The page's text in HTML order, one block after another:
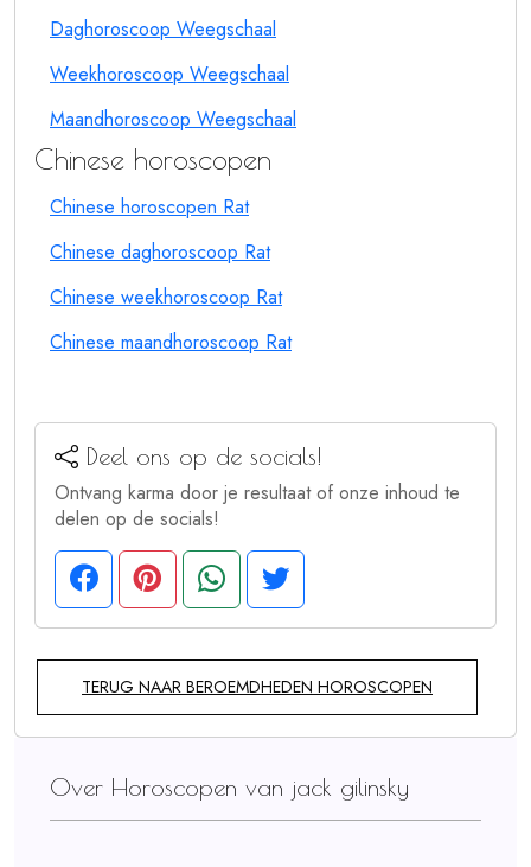
Daghoroscoop Weegschaal
Weekhoroscoop Weegschaal
Maandhoroscoop Weegschaal
Chinese horoscopen
Chinese horoscopen Rat
Chinese daghoroscoop Rat
Chinese weekhoroscoop Rat
Chinese maandhoroscoop Rat
Deel ons op de socials!
Ontvang karma door je resultaat of onze inhoud te
delen op de socials!
TERUG NAAR BEROEMDHEDEN HOROSCOPEN
Over Horoscopen van jack gilinsky